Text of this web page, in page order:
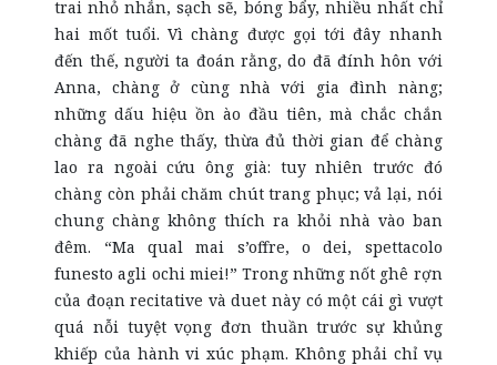
trai nhỏ nhắn, sạch sẽ, bóng bẩy, nhiều nhất chỉ
hai mốt tuổi. Vì chàng được gọi tới đây nhanh
đến thế, người ta đoán rằng, do đã đính hôn với
Anna, chàng ở cùng nhà với gia đình nàng;
những dấu hiệu ồn ào đầu tiên, mà chắc chắn
chàng đã nghe thấy, thừa đủ thời gian để chàng
lao ra ngoài cứu ông già: tuy nhiên trước đó
chàng còn phải chăm chút trang phục; vả lại, nói
chung chàng không thích ra khỏi nhà vào ban
đêm. “Ma qual mai s’offre, o dei, spettacolo
funesto agli ochi miei!” Trong những nốt ghê rợn
của đoạn recitative và duet này có một cái gì vượt
quá nỗi tuyệt vọng đơn thuần trước sự khủng
khiếp của hành vi xúc phạm. Không phải chỉ vụ